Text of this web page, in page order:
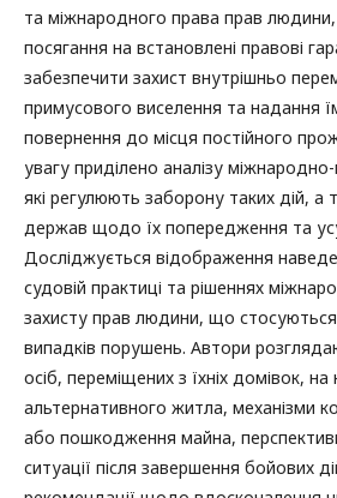
та міжнародного права прав
посягання на встановлені правові
забезпечити захист внутрішньо
примусового виселення та надання
повернення до місця постійного
увагу приділено аналізу
які регулюють заборону таких дій, а
держав щодо їх попередження та
Досліджується відображення
судовій практиці та рішеннях
захисту прав людини, що стосуються
випадків порушень. Автори
осіб, переміщених з їхніх домівок,
альтернативного житла, механізми
або пошкодження майна,
ситуації після завершення бойових